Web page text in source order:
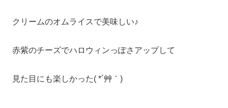
クリームのオムライスで美味しい♪
赤紫のチーズでハロウィンっぽさアップして
見た目にも楽しかった( *´艸｀)